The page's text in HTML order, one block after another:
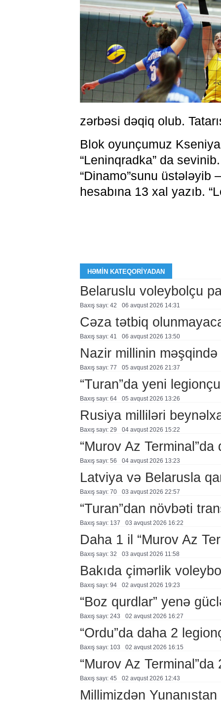
zərbəsi dəqiq olub.
Blok oyunçumuz
“Leninqradka” da
“Dinamo”sunu üstələyib
hesabına 13 xal yazıb.
HƏMIN KATEQORIYADAN
Belaruslu voleybolçu
Baxış sayı: 42 06 avqust 2026 14:31
Cəza tətbiq
Baxış sayı: 41 06 avqust 2026 13:50
Nazir millinin
Baxış sayı: 77 05 avqust 2026 21:37
“Turan”da yeni legionçu
Baxış sayı: 64 05 avqust 2026 13:26
Rusiya milliləri
Baxış sayı: 29 04 avqust 2026 15:22
“Murov Az
Baxış sayı: 56 04 avqust 2026 13:23
Latviya və Belarusla
Baxış sayı: 70 03 avqust 2026 22:57
“Turan”dan növbəti
Baxış sayı: 137 03 avqust 2026 16:22
Daha 1 il “Murov Az
Baxış sayı: 32 03 avqust 2026 11:58
Bakıda çimərlik
Baxış sayı: 94 02 avqust 2026 19:23
“Boz qurdlar” yenə
Baxış sayı: 243 02 avqust 2026 16:27
“Ordu”da daha 2
Baxış sayı: 103 02 avqust 2026 16:15
“Murov Az
Baxış sayı: 45 02 avqust 2026 12:43
Millimizdən